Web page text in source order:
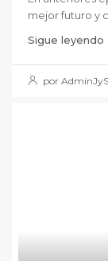
mejor futuro y
Sigue leyendo
por